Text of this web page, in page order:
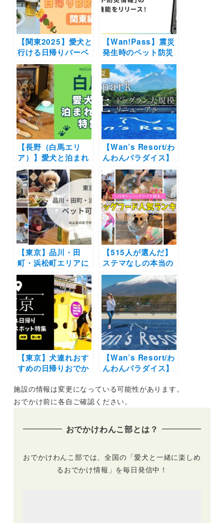
グランも併設
【関東2025】愛犬と
行ける日帰りバーベ
キュー場12選 | ドッ
グラン付きやラグジ
ュアリーな施設も！
（おでかけレポあ
り）
【Wan!Pass】震災
発生時のペット防災
を支援する機能を追
加！知識や情報を学
んで愛犬との同行避
難に備えよう！
【長野（白馬エリ
ア）】愛犬と泊まれ
る宿11選！温泉付き
のリゾートホテルか
らペットフレンドリ
ーなペンションまで
を厳選（実際のおで
かけレポートあり）
【Wan’s Resort/わ
んわんパラダイス】
ドッグランを大幅リ
ニューアルした
「dog park」が誕
生！各ホテルごとに
異なるデザイン＆コ
ンセプトのフォトブ
ースも新設
【東京】品川・田
町・浜松町エリアに
あるペット可カフ
ェ・レストラン10
選！実際のおでかけ
レポ付き
【515人が選んだ】
ステマなしの本当の
ドッグフード人気ラ
ンキング＜9部門＞ |
愛犬の気になる悩み
ケアで飼い主さんの
満足度が本当に高い
のはこれ！
【東京】犬連れおす
すめの日帰りおでか
ットと一緒に遊ぶ・
見る・体験を満喫し
【Wan’s Resort/わ
んわんパラダイス】
外ドッグランリニュ
ーアルが決定！サイ
真が撮影できるスポ
施設の情報は変更になっている可能性があります。
おでかけ前に各自ご確認ください。
おでかけわんこ部とは？
おでかけわんこ部では、全国の「愛犬と一緒に楽しめ
るおでかけ情報」を毎日発信中！